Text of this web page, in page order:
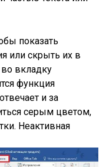
показать
или скрыть их в
вкладку
функция
и за
серым цветом,
Неактивная